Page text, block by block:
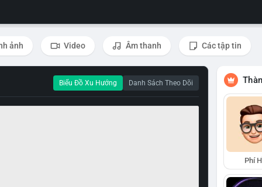
ảnh Video Âm thanh Các tập tin
Biểu Đồ Xu Hướng Danh Sách Theo Dõi
Phí